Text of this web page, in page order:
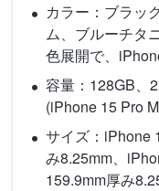
カラー：ブラッ
ム、ブルーチタ
色展開で、
容量：128GB、
(iPhone 15 Pro
サイズ：iPhone
み8.25mm、
159.9mm厚み